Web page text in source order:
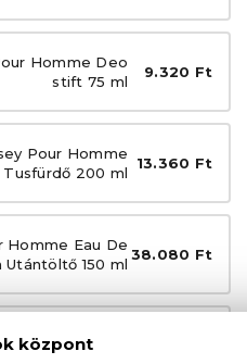
Homme Deo
stift 75 ml
9.320 Ft
Pour Homme
Tusfürdő 200 ml
13.360 Ft
Homme Eau De
Utántöltő 150 ml
38.080 Ft
Pour Homme